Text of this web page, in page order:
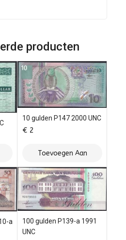
producten
10 gulden P147 2000 UNC
€ 2
Toevoegen Aan
Winkelwagen
a
100 gulden P139-a 1991
UNC